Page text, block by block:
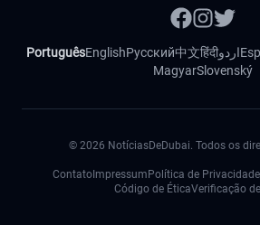
PortuguêsEnglishРусский中文हिंदीاردو
MagyarSlovenský
© 2026 NotíciasDeDubai. Todos os
Contato Impressum Política de Privacidade
Código de ÉticaVerificação